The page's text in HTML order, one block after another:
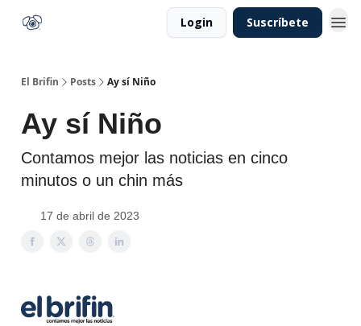
Login Suscríbete
El Brifin Posts Ay sí Niño
Ay sí Niño
Contamos mejor las noticias en cinco
minutos o un chin más
17 de abril de 2023